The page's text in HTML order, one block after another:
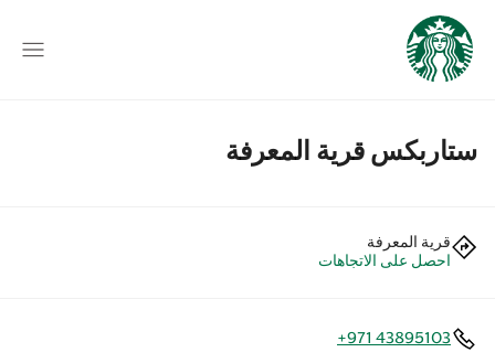
ستاربكس قرية المعرفة
قرية المعرفة
احصل على الاتجاهات
+971 43895103